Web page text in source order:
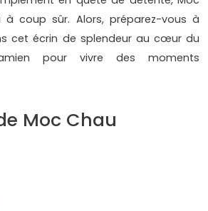
à coup sûr. Alors, préparez-vous à
cet écrin de splendeur au cœur du
pour vivre des moments
Moc Chau